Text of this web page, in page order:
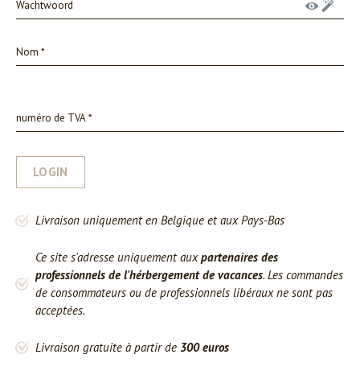
LOGIN
Livraison uniquement en Belgique et aux Pays-Bas
Ce site s'adresse uniquement auxpartenaires des
professionnels de l'hérbergement de vacances. Les commandes
de consommateurs ou de professionnels libéraux ne sont pas
acceptées.
Livraison gratuite à partir de 300 euros